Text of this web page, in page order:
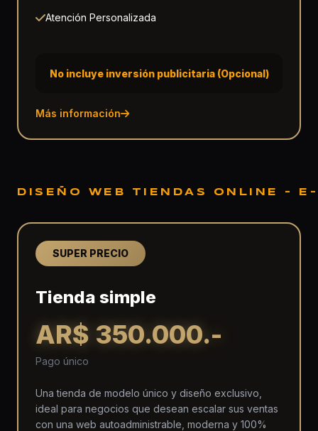
Atención Personalizada
No incluye inversión publicitaria (Opcional)
Más información
DISEÑO WEB TIENDAS ONLINE - E-
SUPER PRECIO
Tienda simple
AR$ 350.000.-
Pago único
Una tienda de modelo único y diseño exclusivo,
ideal para negocios que desean escalar sus ventas
con una web autoadministrable, moderna y 100%